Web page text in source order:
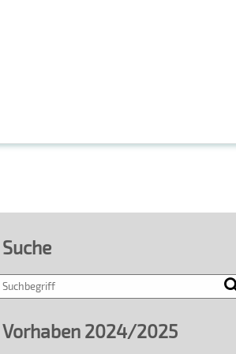
Suche
Search
Vorhaben 2024/2025